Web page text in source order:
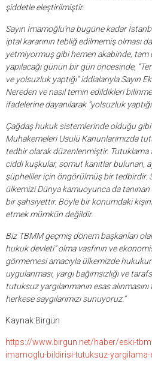
şiddetle eleştirilmiştir.
Sayın İmamoğlu’na bugüne kadar
iptal kararının tebliğ edilmemiş olması da
yetmiyormuş gibi hemen akabinde, tam
yapılacağı günün bir gün öncesinde,
ve yolsuzluk yaptığı” iddialarıyla Sayın
Nereden ve nasıl temin edildikleri
ifadelerine dayanılarak “yolsuzluk
Çağdaş hukuk sistemlerinde olduğu gibi
Muhakemeleri Usulü Kanunlarımızda
tedbir olarak düzenlenmiştir.
ciddi kuşkular, somut kanıtlar bulunan,
şüpheliler için öngörülmüş bir tedbirdir.
ülkemizi Dünya kamuoyunca da tanınan
bir şahsiyettir. Böyle bir konumdaki
etmek mümkün değildir.
Biz TBMM geçmiş dönem başkanları
hukuk devleti” olma vasfının ve
görmemesi amacıyla ülkemizde
uygulanması, yargı bağımsızlığı ve
tutuksuz yargılanmanın esas
herkese saygılarımızı sunuyoruz.”
Kaynak:Birgün
https://www.birgun.net/haber/eski-
imamoglu-bildirisi-tutuksuz-